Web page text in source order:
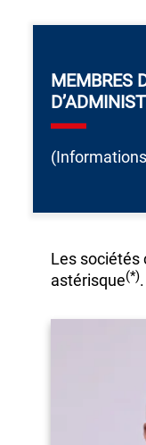
Les sociétés